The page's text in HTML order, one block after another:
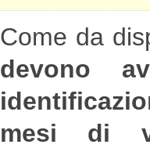
Come da
devono
mesi di